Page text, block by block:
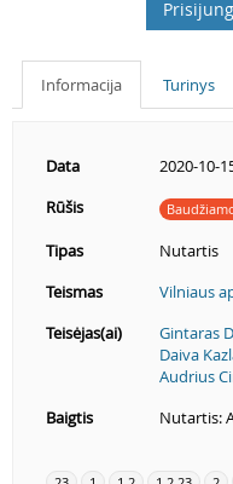
Informacija Turinys
Data
2020-10-
Rūšis
Tipas
Nutartis
Teismas
Vilniaus
Teisėjas(ai)
Gintaras
Daiva
Audrius
Baigtis
Nutartis: